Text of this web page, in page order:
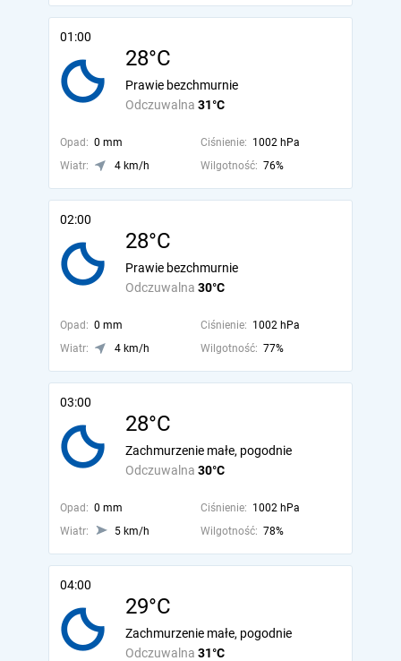
01:00
28°C
Odczuwalna 31°C
Prawie bezchmurnie
Opad: 0 mm Ciśnienie: 1002 hPa
Wiatr:
4 km/h Wilgotność: 76%
02:00
28°C
Odczuwalna 30°C
Prawie bezchmurnie
Opad: 0 mm Ciśnienie: 1002 hPa
Wiatr:
4 km/h Wilgotność: 77%
03:00
28°C
Odczuwalna 30°C
Zachmurzenie małe, pogodnie
Opad: 0 mm Ciśnienie: 1002 hPa
Wiatr:
5 km/h Wilgotność: 78%
04:00
29°C
Odczuwalna 31°C
Zachmurzenie małe, pogodnie